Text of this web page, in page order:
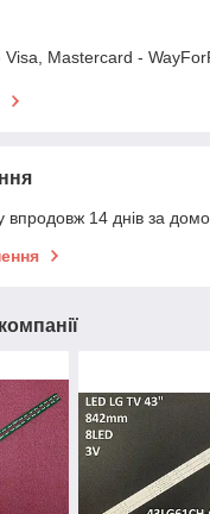
Mastercard -
впродовж 14 днів за